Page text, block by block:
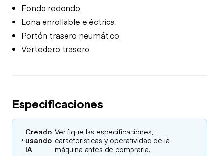
Fondo redondo
Lona enrollable eléctrica
Portón trasero neumático
Vertedero trasero
Especificaciones
Creado
usando
IA
Verifique las especificaciones,
características y operatividad de la
máquina antes de comprarla.